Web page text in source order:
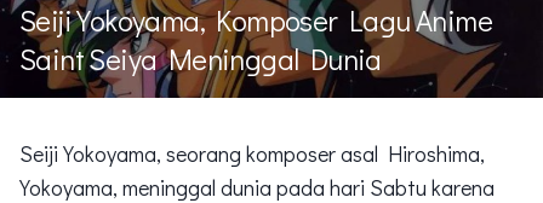
Seiji Yokoyama, Komposer Lagu Anime
Saint Seiya Meninggal Dunia
Seiji Yokoyama, seorang komposer asal Hiroshima,
Yokoyama, meninggal dunia pada hari Sabtu karena